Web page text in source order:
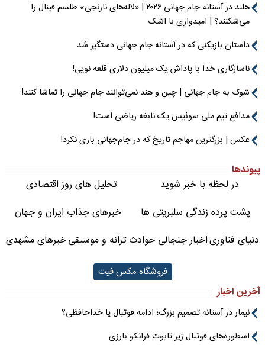
هلند در آستانه جام جهانی ۲۰۲۶ | «لاله‌های نارنجی» طلسم فینال را
می‌شکنند؟ | امیدواری با اشک
داستان بازیکنی که در آستانه جام جهانی دستگیر شد
ناسازگاری خدا با پاداش یک میلیون دلاری قلعه نویی!
شوک به جام جهانی | چین و هند نمی‌توانند جام جهانی را تماشا کنند!
مدافع تیم ملی سوئیس یک نابغه ریاضی است!
عکس | بزرگترین مهاجم تاریخ که در جام‌جهانی بازی نکرد!
پیوندها
در لحظه با خبر شوید
تحلیل های روز اقتصادی
پشت پرده زندگی سلبریتی ها
خبرهای جذاب ایران و جهان
دنیای فناوریاخبار جنجالی حوادثترانه و موسیقیخبرهای مشهدی
فروشگاه مکس فیت
آخرین اخبار
نیمار در آستانه تصمیم بزرگ؛ ادامه فوتبال یا خداحافظی؟
اسطوره‌های فوتبال زیر تابوت فرانکو بارزی